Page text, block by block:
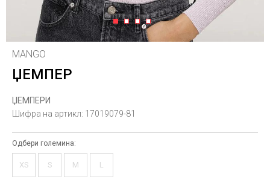
1 2 3 4
MANGO
ЏЕМПЕР
ЏЕМПЕРИ
Шифра на артикл: 17019079-81
Одбери големина:
XS S M L